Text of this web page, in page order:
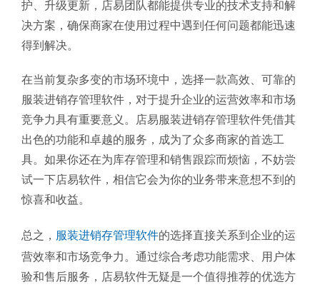
护、升级更新，店易团队都能提供专业的技术支持和解
决方案，确保商家在使用过程中遇到任何问题都能迅速
得到解决。
在当前复杂多变的市场环境中，选择一款高效、可靠的
服装进销存管理软件，对于提升企业的运营效率和市场
竞争力具有重要意义。店易服装进销存管理软件凭借其
出色的功能和卓越的服务，成为了众多商家的首选工
具。如果你还在为库存管理和销售跟踪而烦恼，不妨尝
试一下店易软件，相信它会为你的业务带来意想不到的
惊喜和收益。
总之， 服装进销存管理软件的选择直接关系到企业的运
营效率和市场竞争力。通过综合考虑功能需求、用户体
验和售后服务，店易软件无疑是一个值得推荐的优选方